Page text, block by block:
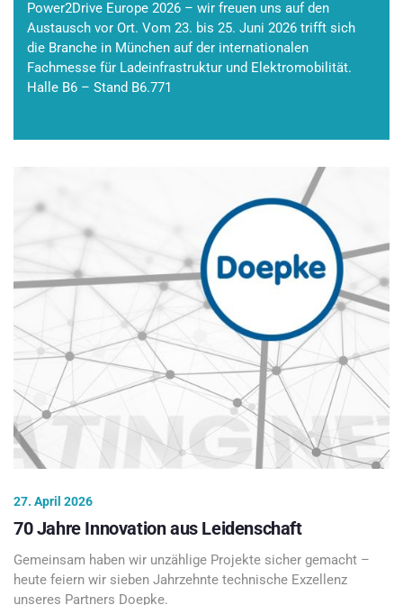
Power2Drive Europe 2026 – wir freuen uns auf den
Austausch vor Ort. Vom 23. bis 25. Juni 2026 trifft sich
die Branche in München auf der internationalen
Fachmesse für Ladeinfrastruktur und Elektromobilität.
Halle B6 – Stand B6.771
27. April 2026
70 Jahre Innovation aus Leidenschaft
Gemeinsam haben wir unzählige Projekte sicher gemacht –
heute feiern wir sieben Jahrzehnte technische Exzellenz
unseres Partners Doepke.